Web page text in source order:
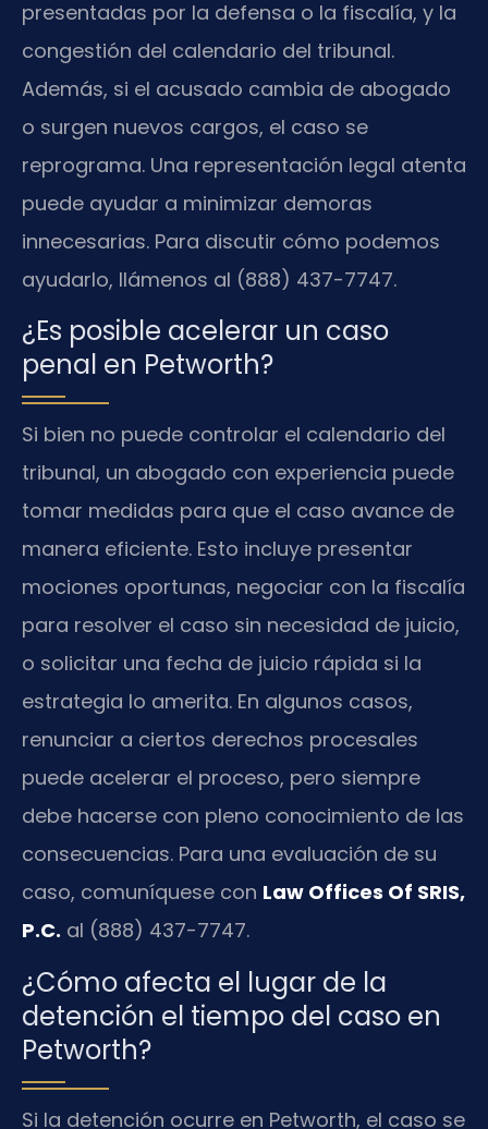
presentadas por la defensa o la fiscalía, y la
congestión del calendario del tribunal.
Además, si el acusado cambia de abogado
o surgen nuevos cargos, el caso se
reprograma. Una representación legal atenta
puede ayudar a minimizar demoras
innecesarias. Para discutir cómo podemos
ayudarlo, llámenos al (888) 437-7747.
¿Es posible acelerar un caso
penal en Petworth?
Si bien no puede controlar el calendario del
tribunal, un abogado con experiencia puede
tomar medidas para que el caso avance de
manera eficiente. Esto incluye presentar
mociones oportunas, negociar con la fiscalía
para resolver el caso sin necesidad de juicio,
o solicitar una fecha de juicio rápida si la
estrategia lo amerita. En algunos casos,
renunciar a ciertos derechos procesales
puede acelerar el proceso, pero siempre
debe hacerse con pleno conocimiento de las
consecuencias. Para una evaluación de su
caso, comuníquese con Law Offices Of SRIS,
P.C. al (888) 437-7747.
¿Cómo afecta el lugar de la
detención el tiempo del caso en
Petworth?
Si la detención ocurre en Petworth, el caso se